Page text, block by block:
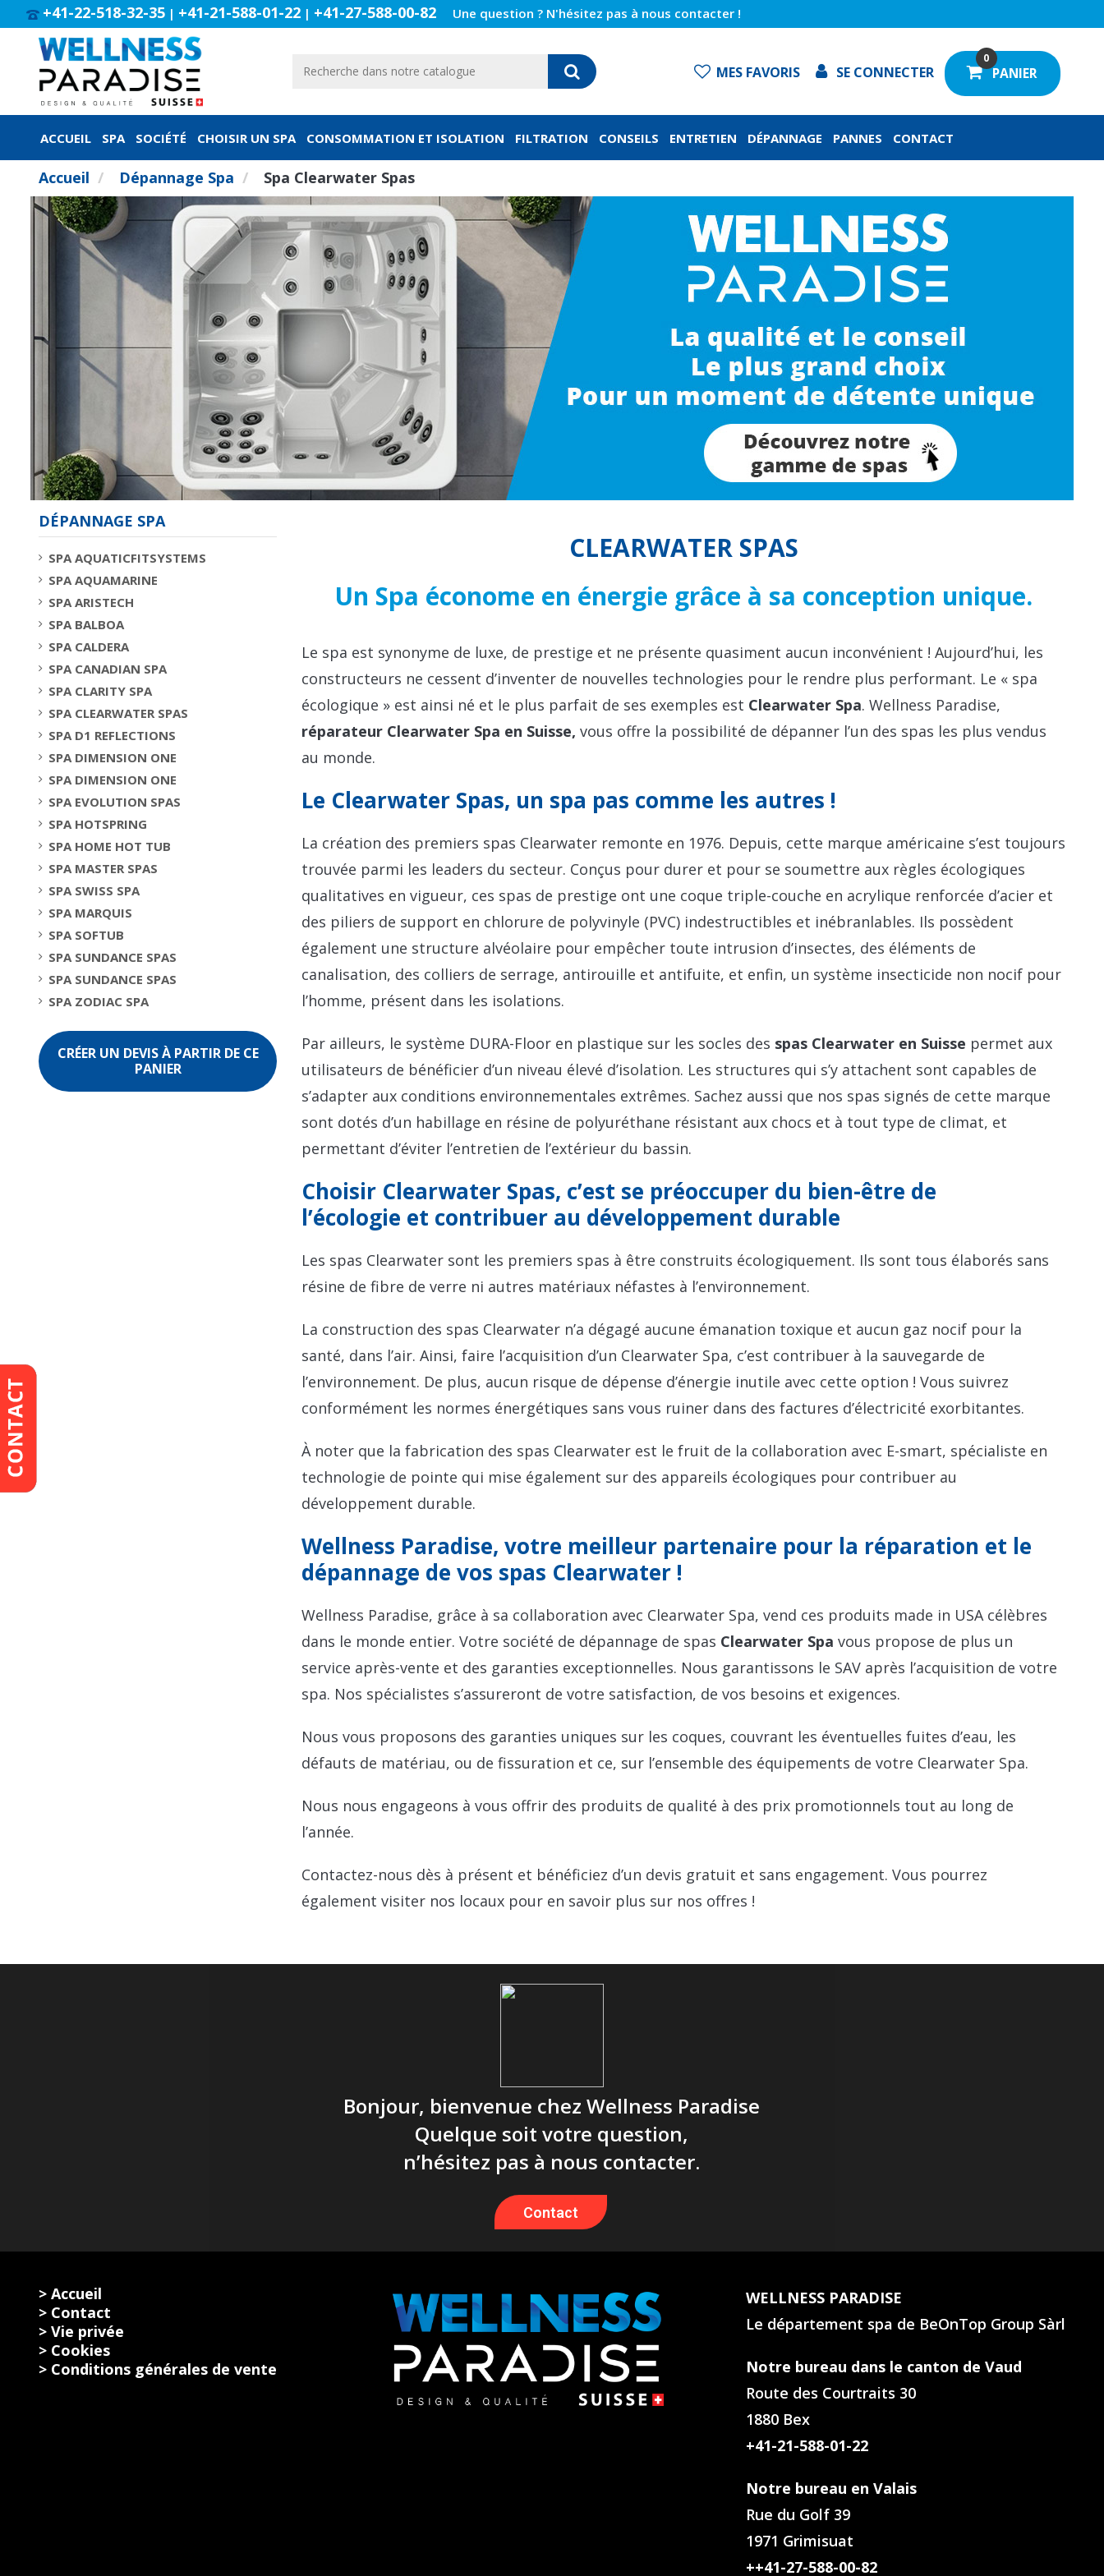
+41-22-518-32-35 | +41-21-588-01-22 | +41-27-588-00-82 Une question ? N'hésitez pas à nous contacter !
MES FAVORIS SE CONNECTER
0
PANIER
ACCUEIL SPA SOCIÉTÉ CHOISIR UN SPA CONSOMMATION ET ISOLATION FILTRATION CONSEILS ENTRETIEN DÉPANNAGE PANNES CONTACT
Accueil Dépannage Spa Spa Clearwater Spas
CLEARWATER SPAS
Un Spa économe en énergie grâce à sa conception unique.
Le spa est synonyme de luxe, de prestige et ne présente quasiment aucun inconvénient ! Aujourd’hui, les
constructeurs ne cessent d’inventer de nouvelles technologies pour le rendre plus performant. Le « spa
écologique » est ainsi né et le plus parfait de ses exemples est Clearwater Spa. Wellness Paradise,
réparateur Clearwater Spa en Suisse, vous offre la possibilité de dépanner l’un des spas les plus vendus
au monde.
Le Clearwater Spas, un spa pas comme les autres !
La création des premiers spas Clearwater remonte en 1976. Depuis, cette marque américaine s’est toujours
trouvée parmi les leaders du secteur. Conçus pour durer et pour se soumettre aux règles écologiques
qualitatives en vigueur, ces spas de prestige ont une coque triple-couche en acrylique renforcée d’acier et
des piliers de support en chlorure de polyvinyle (PVC) indestructibles et inébranlables. Ils possèdent
également une structure alvéolaire pour empêcher toute intrusion d’insectes, des éléments de
canalisation, des colliers de serrage, antirouille et antifuite, et enfin, un système insecticide non nocif pour
l’homme, présent dans les isolations.
Par ailleurs, le système DURA-Floor en plastique sur les socles des spas Clearwater en Suisse permet aux
utilisateurs de bénéficier d’un niveau élevé d’isolation. Les structures qui s’y attachent sont capables de
s’adapter aux conditions environnementales extrêmes. Sachez aussi que nos spas signés de cette marque
sont dotés d’un habillage en résine de polyuréthane résistant aux chocs et à tout type de climat, et
permettant d’éviter l’entretien de l’extérieur du bassin.
Choisir Clearwater Spas, c’est se préoccuper du bien-être de
l’écologie et contribuer au développement durable
Les spas Clearwater sont les premiers spas à être construits écologiquement. Ils sont tous élaborés sans
résine de fibre de verre ni autres matériaux néfastes à l’environnement.
La construction des spas Clearwater n’a dégagé aucune émanation toxique et aucun gaz nocif pour la
santé, dans l’air. Ainsi, faire l’acquisition d’un Clearwater Spa, c’est contribuer à la sauvegarde de
l’environnement. De plus, aucun risque de dépense d’énergie inutile avec cette option ! Vous suivrez
conformément les normes énergétiques sans vous ruiner dans des factures d’électricité exorbitantes.
À noter que la fabrication des spas Clearwater est le fruit de la collaboration avec E-smart, spécialiste en
technologie de pointe qui mise également sur des appareils écologiques pour contribuer au
développement durable.
Wellness Paradise, votre meilleur partenaire pour la réparation et le
dépannage de vos spas Clearwater !
Wellness Paradise, grâce à sa collaboration avec Clearwater Spa, vend ces produits made in USA célèbres
dans le monde entier. Votre société de dépannage de spas Clearwater Spa vous propose de plus un
service après-vente et des garanties exceptionnelles. Nous garantissons le SAV après l’acquisition de votre
spa. Nos spécialistes s’assureront de votre satisfaction, de vos besoins et exigences.
Nous vous proposons des garanties uniques sur les coques, couvrant les éventuelles fuites d’eau, les
défauts de matériau, ou de fissuration et ce, sur l’ensemble des équipements de votre Clearwater Spa.
Nous nous engageons à vous offrir des produits de qualité à des prix promotionnels tout au long de
l’année.
Contactez-nous dès à présent et bénéficiez d’un devis gratuit et sans engagement. Vous pourrez
également visiter nos locaux pour en savoir plus sur nos offres !
DÉPANNAGE SPA
SPA AQUATICFITSYSTEMS
SPA AQUAMARINE
SPA ARISTECH
SPA BALBOA
SPA CALDERA
SPA CANADIAN SPA
SPA CLARITY SPA
SPA CLEARWATER SPAS
SPA D1 REFLECTIONS
SPA DIMENSION ONE
SPA DIMENSION ONE
SPA EVOLUTION SPAS
SPA HOTSPRING
SPA HOME HOT TUB
SPA MASTER SPAS
SPA SWISS SPA
SPA MARQUIS
SPA SOFTUB
SPA SUNDANCE SPAS
SPA SUNDANCE SPAS
SPA ZODIAC SPA
CRÉER UN DEVIS À PARTIR DE CE
PANIER
Bonjour, bienvenue chez Wellness Paradise
Quelque soit votre question,
n’hésitez pas à nous contacter.
Contact
> Accueil
> Contact
> Vie privée
> Cookies
> Conditions générales de vente
WELLNESS PARADISE
Le département spa de BeOnTop Group Sàrl
Notre bureau dans le canton de Vaud
Route des Courtraits 30
1880 Bex
+41-21-588-01-22
Notre bureau en Valais
Rue du Golf 39
1971 Grimisuat
++41-27-588-00-82